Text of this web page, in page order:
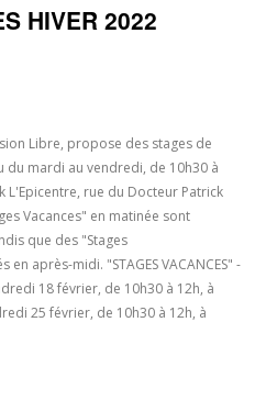
HIVER 2022
Libre, propose des stages de
du mardi au vendredi, de 10h30 à
L'Epicentre, rue du Docteur Patrick
Vacances" en matinée sont
que des "Stages
après-midi. "STAGES VACANCES" -
18 février, de 10h30 à 12h, à
25 février, de 10h30 à 12h, à